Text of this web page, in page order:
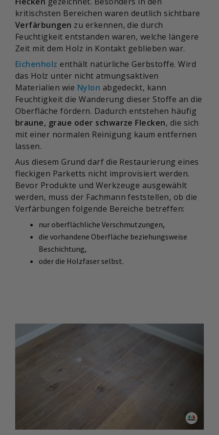
kritischsten Bereichen waren deutlich sichtbare
Verfärbungen zu erkennen, die durch
Feuchtigkeit entstanden waren, welche längere
Zeit mit dem Holz in Kontakt geblieben war.
Eichenholz enthält natürliche Gerbstoffe. Wird
das Holz unter nicht atmungsaktiven
Materialien wie Nylon abgedeckt, kann
Feuchtigkeit die Wanderung dieser Stoffe an die
Oberfläche fördern. Dadurch entstehen häufig
braune, graue oder schwarze Flecken, die sich
mit einer normalen Reinigung kaum entfernen
lassen.
Aus diesem Grund darf die Restaurierung eines
fleckigen Parketts nicht improvisiert werden.
Bevor Produkte und Werkzeuge ausgewählt
werden, muss der Fachmann feststellen, ob die
Verfärbungen folgende Bereiche betreffen:
nur oberflächliche Verschmutzungen,
die vorhandene Oberfläche beziehungsweise
Beschichtung,
oder die Holzfaser selbst.